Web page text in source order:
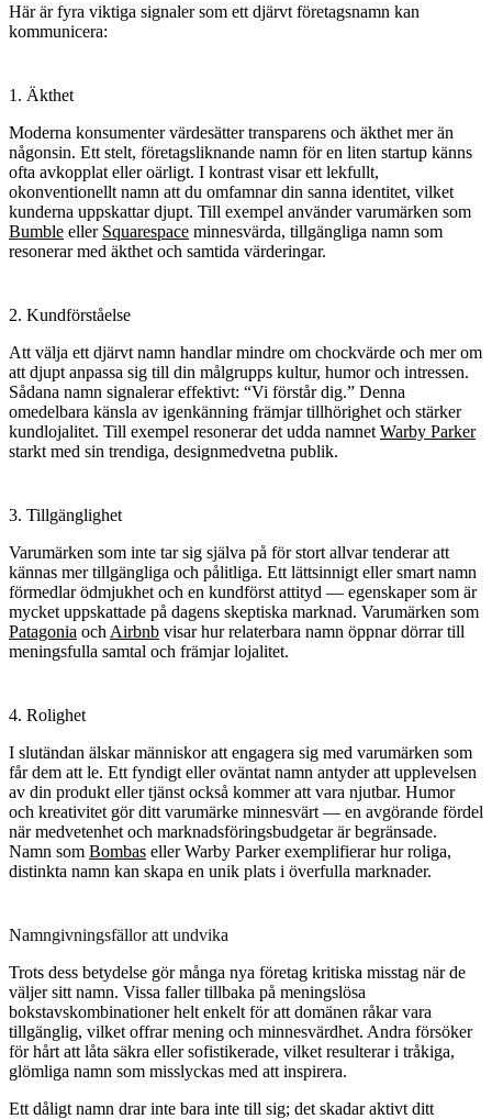
Här är fyra viktiga signaler som ett djärvt företagsnamn kan
kommunicera:
1. Äkthet
Moderna konsumenter värdesätter transparens och äkthet mer än
någonsin. Ett stelt, företagsliknande namn för en liten startup känns
ofta avkopplat eller oärligt. I kontrast visar ett lekfullt,
okonventionellt namn att du omfamnar din sanna identitet, vilket
kunderna uppskattar djupt. Till exempel använder varumärken som
Bumble eller Squarespace minnesvärda, tillgängliga namn som
resonerar med äkthet och samtida värderingar.
2. Kundförståelse
Att välja ett djärvt namn handlar mindre om chockvärde och mer om
att djupt anpassa sig till din målgrupps kultur, humor och intressen.
Sådana namn signalerar effektivt: “Vi förstår dig.” Denna
omedelbara känsla av igenkänning främjar tillhörighet och stärker
kundlojalitet. Till exempel resonerar det udda namnet Warby Parker
starkt med sin trendiga, designmedvetna publik.
3. Tillgänglighet
Varumärken som inte tar sig själva på för stort allvar tenderar att
kännas mer tillgängliga och pålitliga. Ett lättsinnigt eller smart namn
förmedlar ödmjukhet och en kundförst attityd — egenskaper som är
mycket uppskattade på dagens skeptiska marknad. Varumärken som
Patagonia och Airbnb visar hur relaterbara namn öppnar dörrar till
meningsfulla samtal och främjar lojalitet.
4. Rolighet
I slutändan älskar människor att engagera sig med varumärken som
får dem att le. Ett fyndigt eller oväntat namn antyder att upplevelsen
av din produkt eller tjänst också kommer att vara njutbar. Humor
och kreativitet gör ditt varumärke minnesvärt — en avgörande fördel
när medvetenhet och marknadsföringsbudgetar är begränsade.
Namn som Bombas eller Warby Parker exemplifierar hur roliga,
distinkta namn kan skapa en unik plats i överfulla marknader.
Namngivningsfällor att undvika
Trots dess betydelse gör många nya företag kritiska misstag när de
väljer sitt namn. Vissa faller tillbaka på meningslösa
bokstavskombinationer helt enkelt för att domänen råkar vara
tillgänglig, vilket offrar mening och minnesvärdhet. Andra försöker
för hårt att låta säkra eller sofistikerade, vilket resulterar i tråkiga,
glömliga namn som misslyckas med att inspirera.
Ett dåligt namn drar inte bara inte till sig; det skadar aktivt ditt